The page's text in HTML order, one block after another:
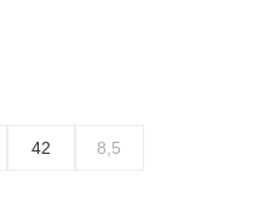
42 8,5